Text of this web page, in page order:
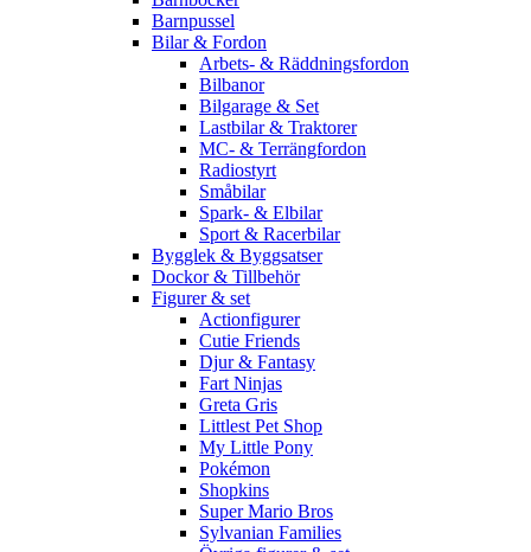
Barnpussel
Bilar & Fordon
Arbets- & Räddningsfordon
Bilbanor
Bilgarage & Set
Lastbilar & Traktorer
MC- & Terrängfordon
Radiostyrt
Småbilar
Spark- & Elbilar
Sport & Racerbilar
Bygglek & Byggsatser
Dockor & Tillbehör
Figurer & set
Actionfigurer
Cutie Friends
Djur & Fantasy
Fart Ninjas
Greta Gris
Littlest Pet Shop
My Little Pony
Pokémon
Shopkins
Super Mario Bros
Sylvanian Families